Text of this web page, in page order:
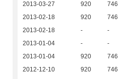
2013-03-27
920 746
2013-02-18
920 746
2013-02-18
- -
2013-01-04
- -
2013-01-04
920 746
2012-12-10
920 746